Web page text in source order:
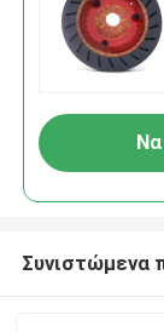
Να
Συνιστώμενα